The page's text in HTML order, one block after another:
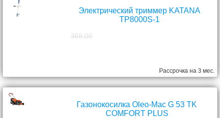
Электрический триммер KATANA
TP8000S-1
368,00
Рассрочка на 3 мес.
Газонокосилка Oleo-Mac G 53 TK
COMFORT PLUS